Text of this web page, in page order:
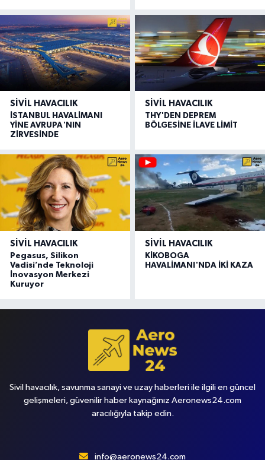
SIVIL HAVACILIK
İSTANBUL HAVALİMANI
YİNE AVRUPA'NIN
ZİRVESİNDE
SIVIL HAVACILIK
THY'DEN DEPREM
BÖLGESİNE İLAVE LİMİT
SIVIL HAVACILIK
Pegasus, Silikon
Vadisi’nde Teknoloji
İnovasyon Merkezi
Kuruyor
SIVIL HAVACILIK
KİKOBOGA
HAVALİMANI'NDA İKİ KAZA
Sivil havacılık, savunma sanayi ve uzay haberleri ile ilgili en güncel
gelişmeleri, güvenilir haber kaynağınız Aeronews24.com
aracılığıyla takip edin.
info@aeronews24.com